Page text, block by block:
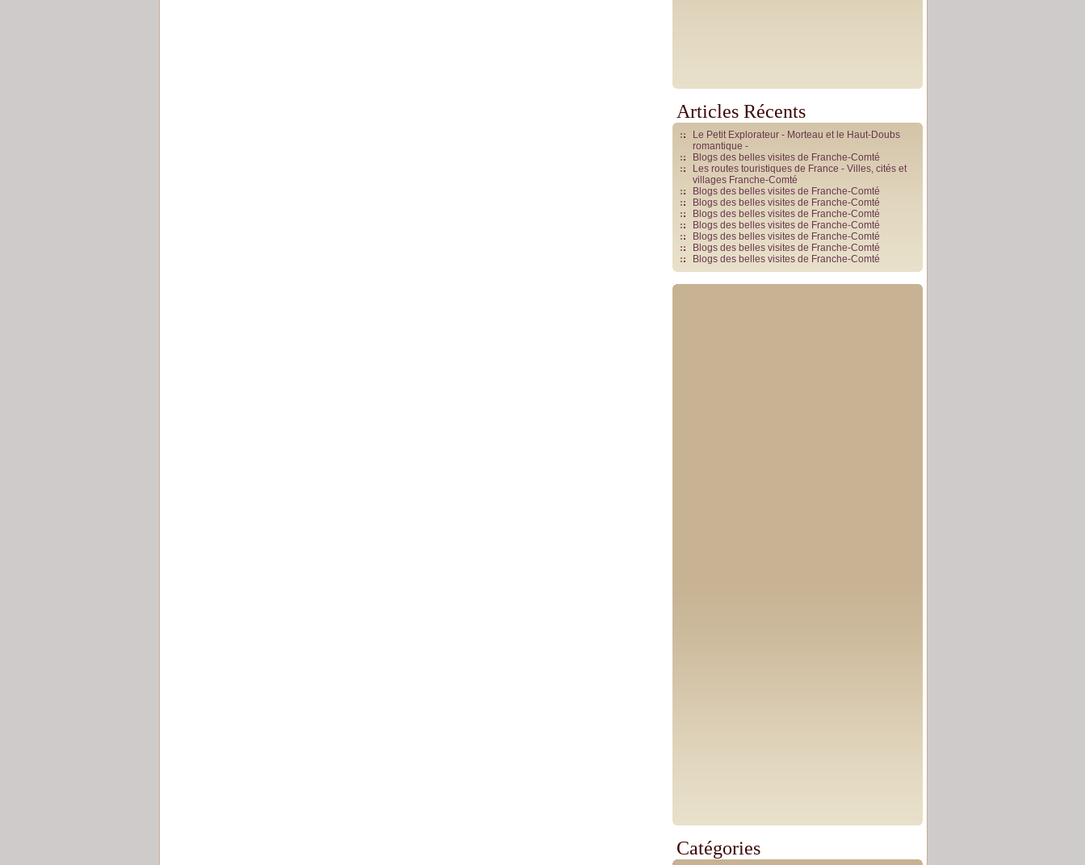
Articles Récents
Le Petit Explorateur - Morteau et le Haut-Doubs
romantique -
Blogs des belles visites de Franche-Comté
Les routes touristiques de France - Villes, cités et
villages Franche-Comté
Blogs des belles visites de Franche-Comté
Blogs des belles visites de Franche-Comté
Blogs des belles visites de Franche-Comté
Blogs des belles visites de Franche-Comté
Blogs des belles visites de Franche-Comté
Blogs des belles visites de Franche-Comté
Blogs des belles visites de Franche-Comté
Catégories